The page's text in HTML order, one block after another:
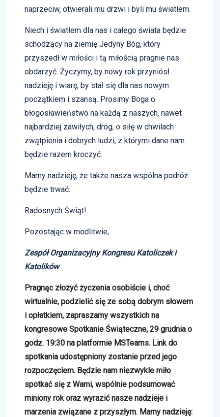
naprzeciw, otwierali mu drzwi i byli mu światłem.
Niech i światłem dla nas i całego świata będzie
schodzący na ziemię Jedyny Bóg, który
przyszedł w miłości i tą miłością pragnie nas
obdarzyć. Życzymy, by nowy rok przyniósł
nadzieję i wiarę, by stał się dla nas nowym
początkiem i szansą. Prosimy Boga o
błogosławieństwo na każdą z naszych, nawet
najbardziej zawiłych, dróg, o siłę w chwilach
zwątpienia i dobrych ludzi, z którymi dane nam
będzie razem kroczyć.
Mamy nadzieję, że także nasza wspólna podróż
będzie trwać.
Radosnych Świąt!
Pozostając w modlitwie,
Zespół Organizacyjny Kongresu Katoliczek i
Katolików
Pragnąc złożyć życzenia osobiście i, choć
wirtualnie, podzielić się ze sobą dobrym słowem
i opłatkiem, zapraszamy wszystkich na
kongresowe Spotkanie Świąteczne, 29 grudnia o
godz. 19:30 na platformie MSTeams. Link do
spotkania udostępniony zostanie przed jego
rozpoczęciem. Będzie nam niezwykle miło
spotkać się z Wami, wspólnie podsumować
miniony rok oraz wyrazić nasze nadzieje i
marzenia związane z przyszłym. Mamy nadzieję: